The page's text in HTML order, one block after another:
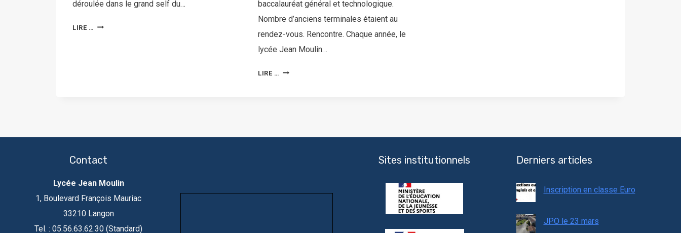
déroulée dans le grand self du…
LIRE …
baccalauréat général et technologique.
Nombre d’anciens terminales étaient au
rendez-vous. Rencontre. Chaque année, le
lycée Jean Moulin…
LIRE …
Contact
Lycée Jean Moulin
1, Boulevard François Mauriac
33210 Langon
Tel. : 05.56.63.62.30 (Standard)
Sites institutionnels Derniers articles
Inscription en classe Euro
JPO le 23 mars